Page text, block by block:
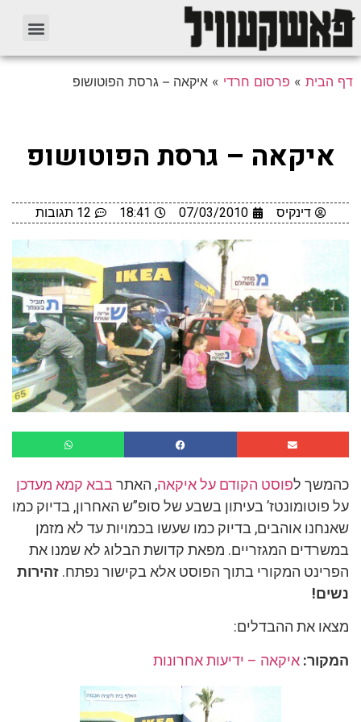
דף הבית » פרסום חרדי » איקאה – גרסת הפוטושופ
איקאה – גרסת הפוטושופ
דינקיס 07/03/2010
18:41 12 תגובות
כהמשך לפוסט הקודם על איקאה, האתר בבא קמא מעדכן
על פוטומונטז’ בעיתון בשבע של סופ”ש האחרון, בדיוק כמו
שאנחנו אוהבים, בדיוק כמו שעשו בכמויות עד לא מזמן
במשרדים המגזריים. מפאת קדושת הבלוג לא שמנו את
הפרינט המקורי בתוך הפוסט אלא בקישור נפתח. זהירות
נשים!
מצאו את ההבדלים:
המקור: איקאה – ידיעות אחרונות